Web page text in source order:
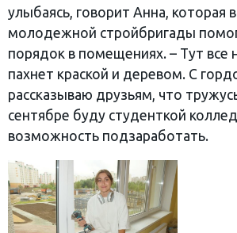
улыбаясь, говорит Анна, которая
молодежной стройбригады
порядок в помещениях. – Тут все
пахнет краской и деревом. С
рассказываю друзьям, что
сентябре буду студенткой
возможность подзаработать.